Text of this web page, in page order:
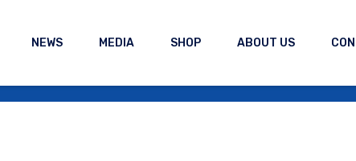
NEWS MEDIA SHOP ABOUT US